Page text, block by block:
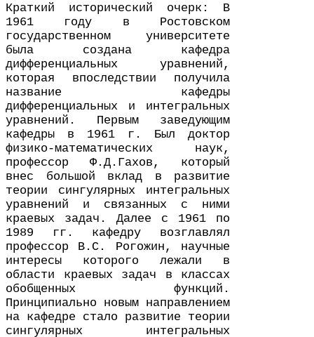
Краткий исторический очерк: В
1961 году в Ростовском
государственном университете
была создана кафедра
дифференциальных уравнений,
которая впоследствии получила
название кафедры
дифференциальных и интегральных
уравнений. Первым заведующим
кафедры в 1961 г. Был доктор
физико-​математических наук,
профессор Ф.Д.Гахов, который
внес большой вклад в развитие
теории сингулярных интегральных
уравнений и связанных с ними
краевых задач. Далее с 1961 по
1989 гг. кафедру возглавлял
профессор В.С. Рогожин, научные
интересы которого лежали в
области краевых задач в классах
обобщенных функций.
Принципиально новым направлением
на кафедре стало развитие теории
сингулярных интегральных